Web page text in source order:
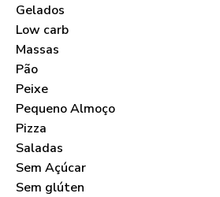
Gelados
Low carb
Massas
Pão
Peixe
Pequeno Almoço
Pizza
Saladas
Sem Açúcar
Sem glúten